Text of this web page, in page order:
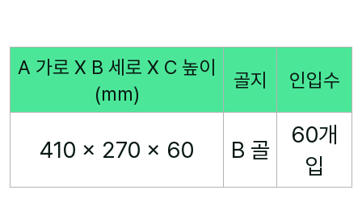
A 가로 X B 세로 X C 높이
(mm)
골지 인입수
410 x 270 x 60 B 골
60개
입